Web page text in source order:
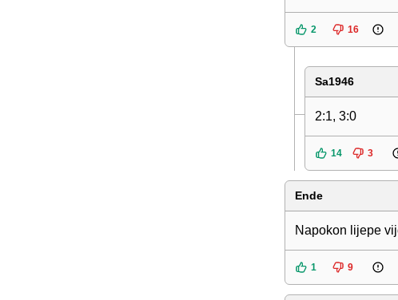
2 16
Sa1946
2:1, 3:0
14 3
Ende
Napokon lijepe
1 9